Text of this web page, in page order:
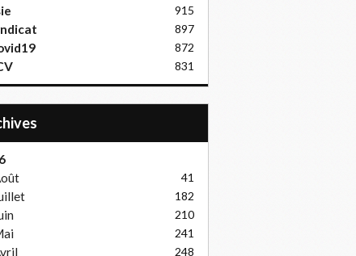
915
897
872
831
41
182
210
241
248